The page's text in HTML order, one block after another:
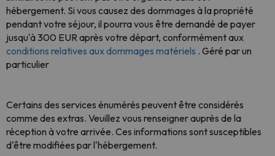
hébergement. Si vous causez des dommages à la propriété
pendant votre séjour, il pourra vous être demandé de payer
jusqu'à 300 EUR après votre départ, conformément aux
conditions relatives aux dommages matériels . Géré par un
particulier
Certains des services énumérés peuvent être considérés
comme des extras. Veuillez vous renseigner auprès de la
réception à votre arrivée. Ces informations sont susceptibles
d'être modifiées par l'hébergement.